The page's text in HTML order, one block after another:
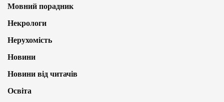
Мовний порадник
Некрологи
Нерухомість
Новини
Новини від читачів
Освіта